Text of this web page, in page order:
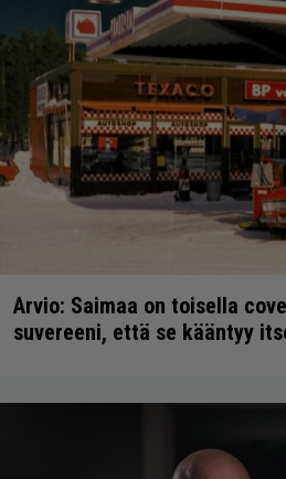
Arvio: Saimaa on toisella
suvereeni, että se kääntyy